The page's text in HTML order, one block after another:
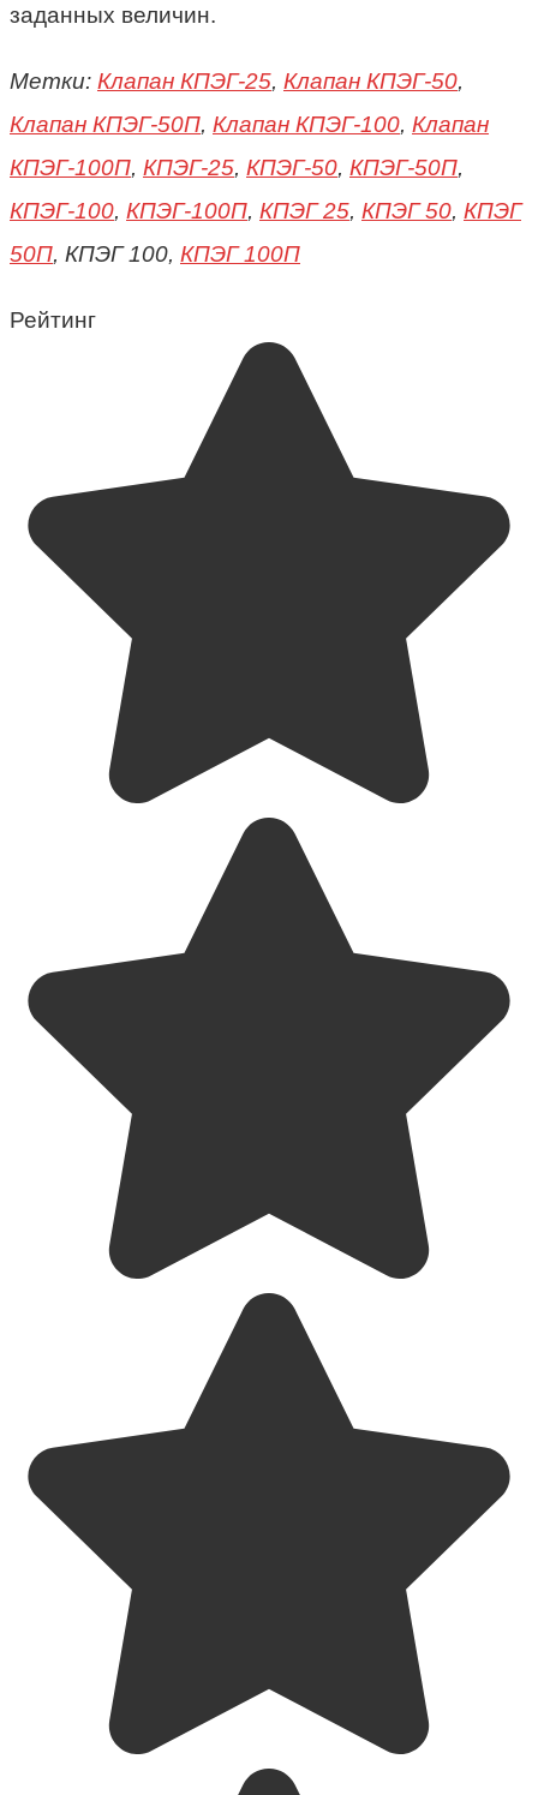
заданных величин.
Метки: Клапан КПЭГ-25, Клапан КПЭГ-50,
Клапан КПЭГ-50П, Клапан КПЭГ-100, Клапан
КПЭГ-100П, КПЭГ-25, КПЭГ-50, КПЭГ-50П,
КПЭГ-100, КПЭГ-100П, КПЭГ 25, КПЭГ 50, КПЭГ
50П, КПЭГ 100, КПЭГ 100П
Рейтинг